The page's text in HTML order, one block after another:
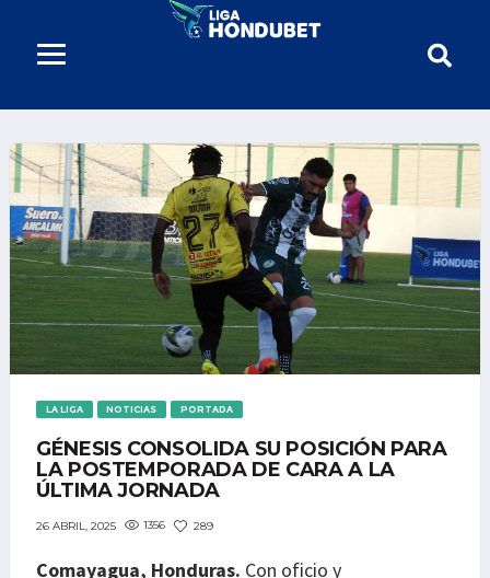
LA LIGA NOTICIAS PORTADA
GÉNESIS CONSOLIDA SU POSICIÓN PARA
LA POSTEMPORADA DE CARA A LA
ÚLTIMA JORNADA
26 ABRIL, 2025 1356 289
Comayagua, Honduras. Con oficio y